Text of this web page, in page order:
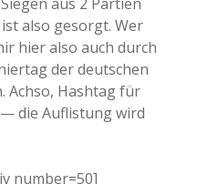
also gesorgt. Wer
hier also auch durch
der deutschen
Achso, Hashtag für
die Auflistung wird
number=50]